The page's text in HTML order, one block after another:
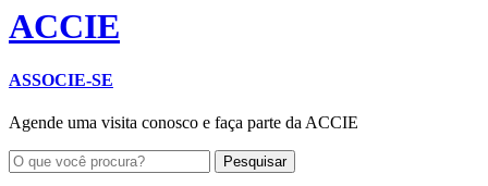
ACCIE
ASSOCIE-SE
Agende uma visita conosco e faça parte da ACCIE